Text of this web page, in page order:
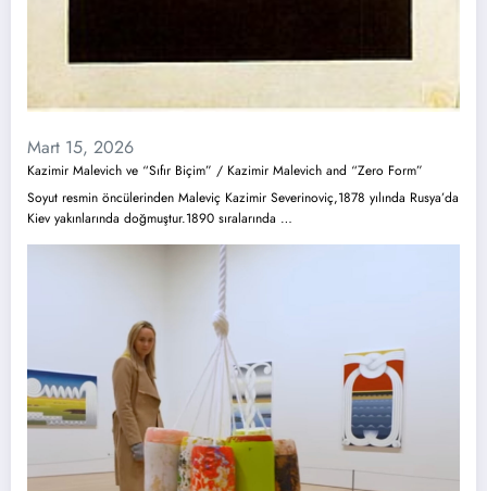
Mart 15, 2026
Kazimir Malevich ve “Sıfır Biçim” / Kazimir Malevich and “Zero Form”
Soyut resmin öncülerinden Maleviç Kazimir Severinoviç,1878 yılında Rusya’da
Kiev yakınlarında doğmuştur.1890 sıralarında …